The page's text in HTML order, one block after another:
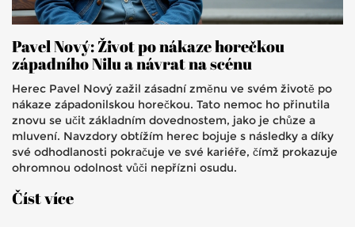
Pavel Nový: Život po nákaze horečkou
západního Nilu a návrat na scénu
Herec Pavel Nový zažil zásadní změnu ve svém životě po
nákaze západonilskou horečkou. Tato nemoc ho přinutila
znovu se učit základním dovednostem, jako je chůze a
mluvení. Navzdory obtížím herec bojuje s následky a díky
své odhodlanosti pokračuje ve své kariéře, čímž prokazuje
ohromnou odolnost vůči nepřízni osudu.
Číst více